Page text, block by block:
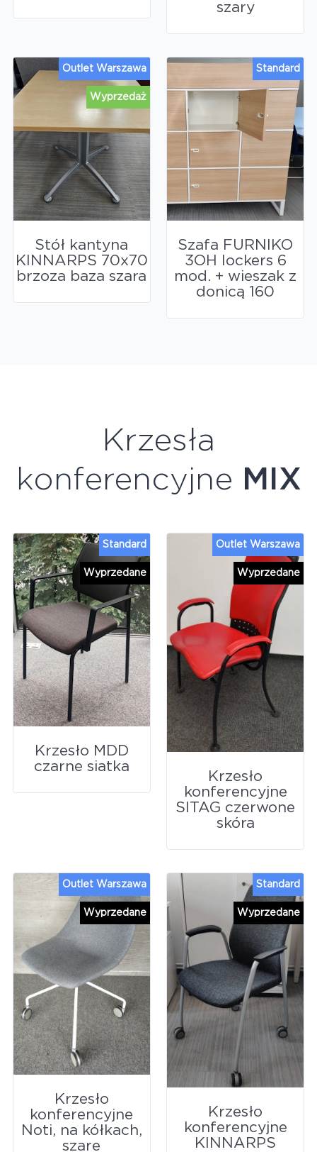
szary
Wyprzedaż
Outlet Warszawa
Stół kantyna
KINNARPS 70x70
brzoza baza szara
Standard
Szafa FURNIKO
3OH lockers 6
mod. + wieszak z
donicą 160
Krzesła
konferencyjne MIX
Wyprzedane
Standard
Krzesło MDD
czarne siatka
Wyprzedane
Outlet Warszawa
Krzesło
konferencyjne
SITAG czerwone
skóra
Wyprzedane
Outlet Warszawa
Krzesło
konferencyjne
Noti, na kółkach,
szare
Wyprzedane
Standard
Krzesło
konferencyjne
KINNARPS